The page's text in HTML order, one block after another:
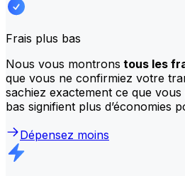
Frais plus bas
Nous vous montrons tous les
que vous ne confirmiez votre
sachiez exactement ce que
bas signifient plus d’économies
Dépensez moins